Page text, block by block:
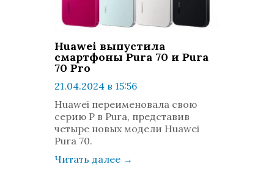
Huawei выпустила
смартфоны Pura 70 и Pura
70 Pro
21.04.2024 в 15:56
просмотров: 804
комментариев: 0
Huawei переименовала свою
серию P в Pura, представив
четыре новых модели Huawei
Pura 70.
Читать далее →